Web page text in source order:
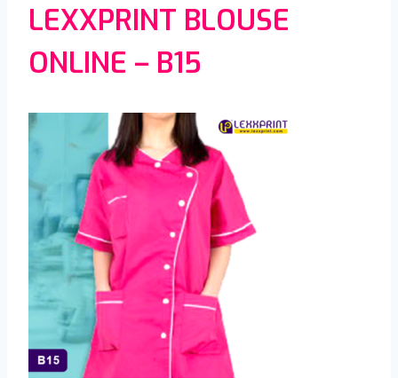
LEXXPRINT BLOUSE
ONLINE – B15